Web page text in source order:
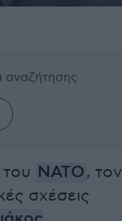
αναζήτησης
ΝΑΤΟ, τον
σχέσεις